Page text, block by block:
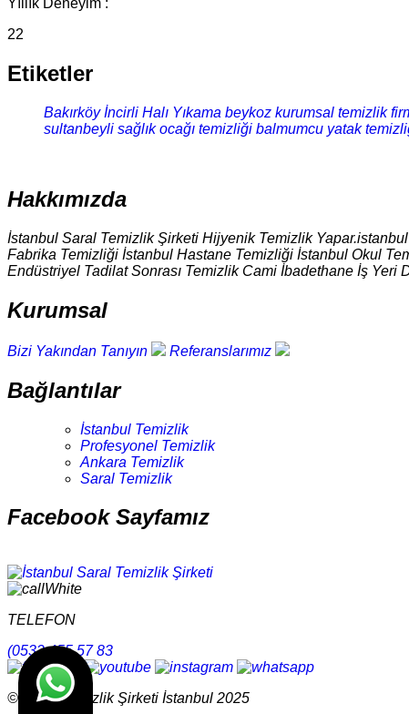
Yıllık Deneyim :
22
Etiketler
Bakırköy İncirli Halı Yıkama beykoz kurumsal temizlik
sultanbeyli sağlık ocağı temizliği balmumcu yatak
Hakkımızda
İstanbul Saral Temizlik Şirketi Hijyenik Temizlik
Fabrika Temizliği İstanbul Hastane Temizliği İstanbul Okul
Endüstriyel Tadilat Sonrası Temizlik Cami İbadethane İş
Kurumsal
Bizi Yakından Tanıyın Referanslarımız
Bağlantılar
İstanbul Temizlik
Profesyonel Temizlik
Ankara Temizlik
Saral Temizlik
Facebook Sayfamız
TELEFON
(0532 455 57 83
© Saral Temizlik Şirketi İstanbul 2025